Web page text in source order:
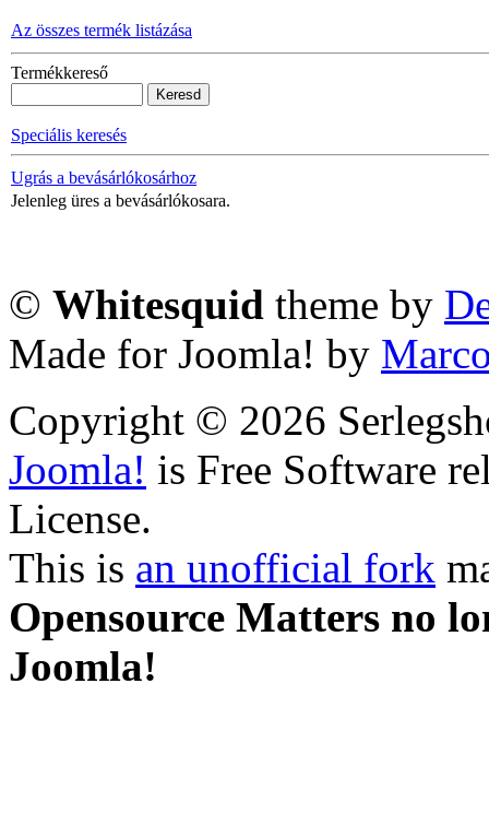
Az összes termék listázása
Termékkereső
Speciális keresés
Ugrás a bevásárlókosárhoz
Jelenleg üres a bevásárlókosara.
© Whitesquid theme by
Made for Joomla! by
Copyright © 2026
Joomla! is Free Software
License.
This is an unofficial fork
Opensource Matters no
Joomla!